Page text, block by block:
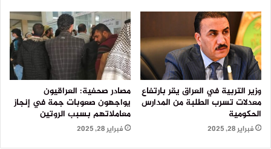
وزير التربية في العراق يقر بارتفاع
معدلات تسرب الطلبة من المدارس
الحكومية
فبراير 28, 2025
مصادر صحفية: العراقيون
يواجهون صعوبات جمة في إنجاز
معاملاتهم بسبب الروتين
فبراير 28, 2025